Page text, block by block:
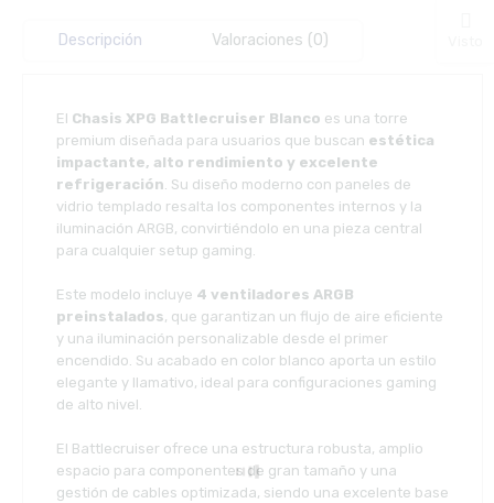
Descripción Valoraciones (0)
El Chasis XPG Battlecruiser Blanco es una torre
premium diseñada para usuarios que buscan estética
impactante, alto rendimiento y excelente
refrigeración. Su diseño moderno con paneles de
vidrio templado resalta los componentes internos y la
iluminación ARGB, convirtiéndolo en una pieza central
para cualquier setup gaming.
Este modelo incluye 4 ventiladores ARGB
preinstalados, que garantizan un flujo de aire eficiente
y una iluminación personalizable desde el primer
encendido. Su acabado en color blanco aporta un estilo
elegante y llamativo, ideal para configuraciones gaming
de alto nivel.
El Battlecruiser ofrece una estructura robusta, amplio
espacio para componentes de gran tamaño y una
gestión de cables optimizada, siendo una excelente base